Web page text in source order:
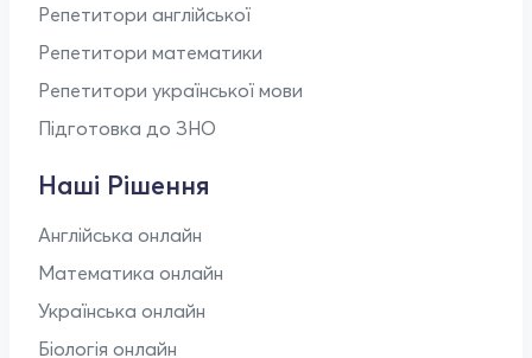
Репетитори англійської
Репетитори математики
Репетитори української мови
Підготовка до ЗНО
Наші Рішення
Англійська онлайн
Математика онлайн
Українська онлайн
Біологія онлайн